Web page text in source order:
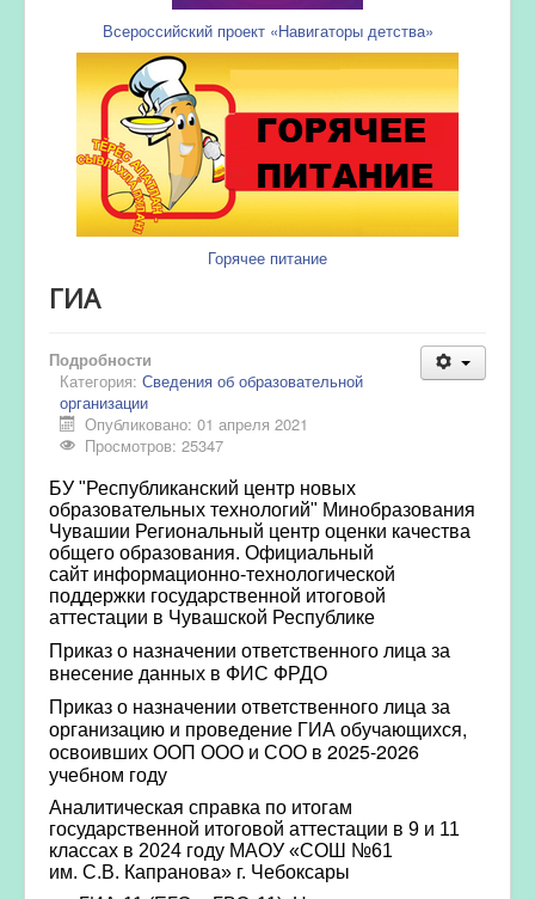
Всероссийский проект «Навигаторы детства»
Горячее питание
ГИА
Подробности
Категория: Сведения об образовательной
организации
Опубликовано: 01 апреля 2021
Просмотров: 25347
БУ "Республиканский центр новых
образовательных технологий" Минобразования
Чувашии Региональный центр оценки качества
общего образования. Официальный
сайт информационно-технологической
поддержки государственной итоговой
аттестации в Чувашской Республике
Приказ о назначении ответственного лица за
внесение данных в ФИС ФРДО
Приказ о назначении ответственного лица за
организацию и проведение ГИА обучающихся,
освоивших ООП ООО и СОО в 2025-2026
учебном году
Аналитическая справка по итогам
государственной итоговой аттестации в 9 и 11
классах в 2024 году МАОУ «СОШ №61
им. С.В. Капранова» г. Чебоксары